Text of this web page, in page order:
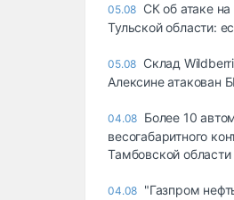
05.08 СК об атаке
Тульской области:
05.08 Склад
Алексине атакован
04.08 Более 10
весогабаритного
Тамбовской области
04.08 "Газпром